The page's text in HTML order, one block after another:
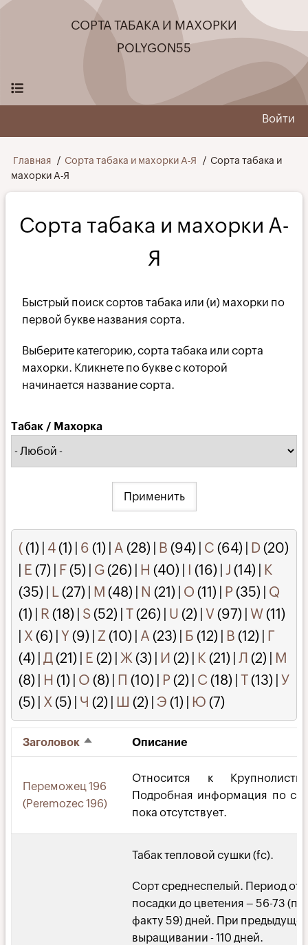
Перейти
СОРТА ТАБАКА И МАХОРКИ
POLYGON55
menu
Войти
Строка
навигации
Главная Сорта табака и махорки А-Я
Сорта табака и
махорки А-Я
Сорта табака и махорки А-
Я
Быстрый поиск сортов табака или (и) махорки по
первой букве названия сорта.
Выберите категорию, сорта табака или сорта
махорки. Кликнете по букве с которой
начинается название сорта.
Табак / Махорка
((1) 4(1) 6 (1) A (28) B (94) C (64) D(20)
E (7) F(5) G(26) H (40) I (16) J (14) K
(35) L (27) M (48) N (21) O (11) P(35) Q
(1) R (18) S(52) T(26) U (2) V(97) W(11)
X (6) Y (9) Z (10) А (23) Б (12) В (12) Г
(4) Д(21) Е (2) Ж (3) И (2) К (21) Л (2)
М
(8)
Н (1) О (8) П (10) Р (2) С(18) Т(13) У
(5) Х (5) Ч (2) Ш (2) Э (1) Ю (7)
Заголовок Сортировать
по
убыванию
Описание
Переможец 196
(Peremozec 196)
Относится к
Подробная информация по
пока отсутствует.
Табак тепловой сушки (fc).
Сорт среднеспелый. Период от
посадки до цветения – 56-73 (по
факту 59) дней. При
выращивании - 110 дней.